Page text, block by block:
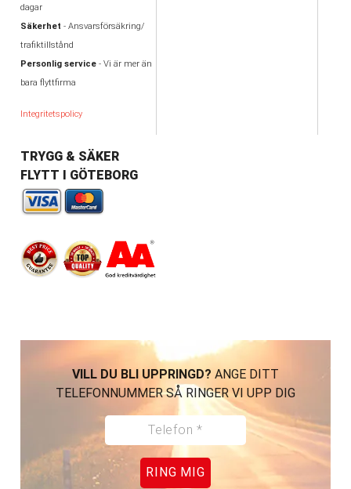
dagar
Säkerhet - Ansvarsförsäkring/
trafiktillstånd
Personlig service- Vi är mer än
bara flyttfirma
Integritetspolicy
TRYGG & SÄKER
FLYTT I GÖTEBORG
VILL DU BLI UPPRINGD? ANGE DITT
TELEFONNUMMER SÅ RINGER VI UPP DIG
RING MIG